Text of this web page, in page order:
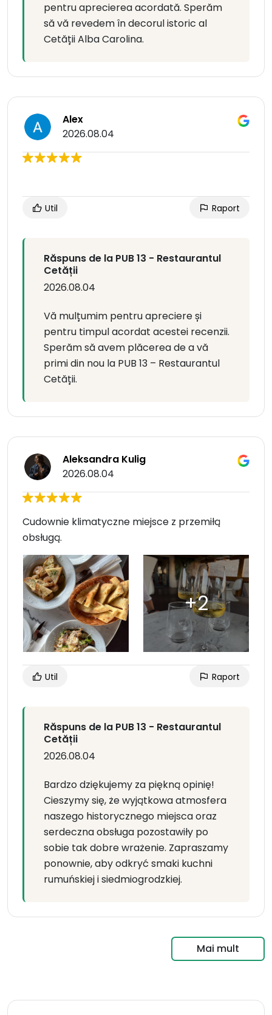
pentru aprecierea acordată. Sperăm
să vă revedem în decorul istoric al
Cetății Alba Carolina.
Alex
2026.08.04
Util Raport
Răspuns de la PUB 13 - Restaurantul
Cetății
2026.08.04
Vă mulțumim pentru apreciere și
pentru timpul acordat acestei recenzii.
Sperăm să avem plăcerea de a vă
primi din nou la PUB 13 – Restaurantul
Cetății.
Aleksandra Kulig
2026.08.04
Cudownie klimatyczne miejsce z przemiłą
obsługą.
Util Raport
Răspuns de la PUB 13 - Restaurantul
Cetății
2026.08.04
Bardzo dziękujemy za piękną opinię!
Cieszymy się, że wyjątkowa atmosfera
naszego historycznego miejsca oraz
serdeczna obsługa pozostawiły po
sobie tak dobre wrażenie. Zapraszamy
ponownie, aby odkryć smaki kuchni
rumuńskiej i siedmiogrodzkiej.
Mai mult